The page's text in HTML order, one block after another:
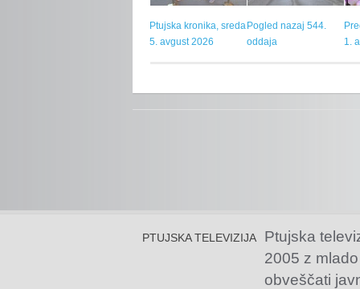
Ptujska kronika, sreda
5. avgust 2026
Pogled nazaj 544.
oddaja
1.
PTUJSKA TELEVIZIJA
Ptujska
2005 z
obveščati